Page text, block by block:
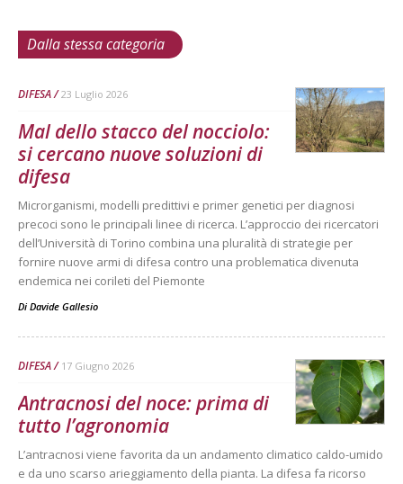
Dalla stessa categoria
DIFESA 23 Luglio 2026
Mal dello stacco del nocciolo:
si cercano nuove soluzioni di
difesa
Microrganismi, modelli predittivi e primer genetici per diagnosi
precoci sono le principali linee di ricerca. L’approccio dei ricercatori
dell’Università di Torino combina una pluralità di strategie per
fornire nuove armi di difesa contro una problematica divenuta
endemica nei corileti del Piemonte
Di Davide Gallesio
DIFESA 17 Giugno 2026
Antracnosi del noce: prima di
tutto l’agronomia
L’antracnosi viene favorita da un andamento climatico caldo-umido
e da uno scarso arieggiamento della pianta. La difesa fa ricorso